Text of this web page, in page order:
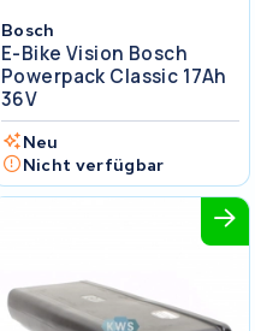
Bosch
E-Bike Vision Bosch
Powerpack Classic 17Ah
36V
Neu
Nicht verfügbar